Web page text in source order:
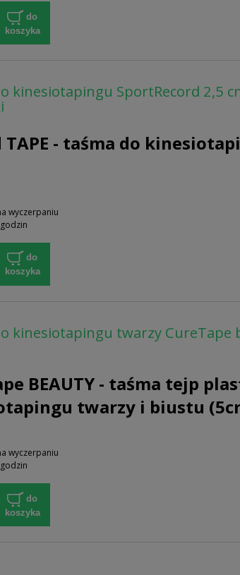
do
koszyka
kinesiotapingu SportRecord 2,5
TAPE - taśma do
wyczerpaniu
do
koszyka
kinesiotapingu twarzy CureTape
BEAUTY - taśma tejp
twarzy i biustu
wyczerpaniu
do
koszyka